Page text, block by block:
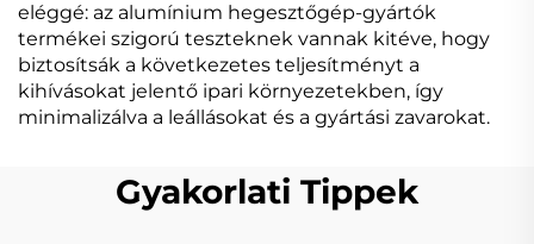
eléggé: az alumínium hegesztőgép-gyártók
termékei szigorú teszteknek vannak kitéve, hogy
biztosítsák a következetes teljesítményt a
kihívásokat jelentő ipari környezetekben, így
minimalizálva a leállásokat és a gyártási zavarokat.
Gyakorlati Tippek